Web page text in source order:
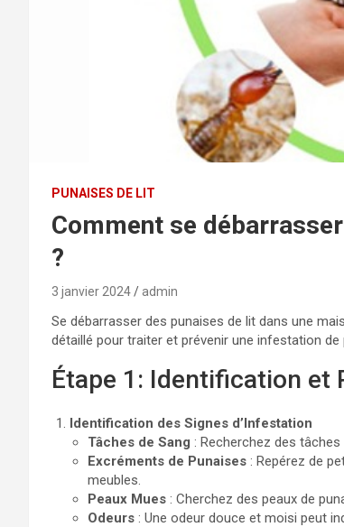
PUNAISES DE LIT
Comment se
?
3 janvier 2024 admin
Se débarrasser des punaises de lit dans une
détaillé pour traiter et prévenir une infestation de
Étape 1: Identification et
Identification des Signes d’Infestation
Tâches de Sang : Recherchez des
Excréments de Punaises : Repérez de
meubles.
Peaux Mues : Cherchez des peaux de
Odeurs : Une odeur douce et moisi peut